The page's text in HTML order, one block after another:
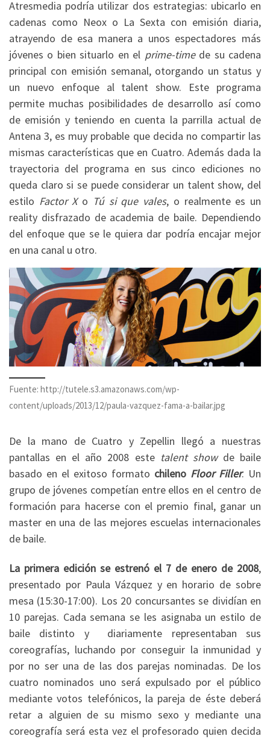
Atresmedia podría utilizar dos estrategias: ubicarlo en
cadenas como Neox o La Sexta con emisión diaria,
atrayendo de esa manera a unos espectadores más
jóvenes o bien situarlo en el prime-time de su cadena
principal con emisión semanal, otorgando un status y
un nuevo enfoque al talent show. Este programa
permite muchas posibilidades de desarrollo así como
de emisión y teniendo en cuenta la parrilla actual de
Antena 3, es muy probable que decida no compartir las
mismas características que en Cuatro. Además dada la
trayectoria del programa en sus cinco ediciones no
queda claro si se puede considerar un talent show, del
estilo Factor Xo Tú si que vales, o realmente es un
reality disfrazado de academia de baile. Dependiendo
del enfoque que se le quiera dar podría encajar mejor
en una canal u otro.
Fuente: http://tutele.s3.amazonaws.com/wp-
content/uploads/2013/12/paula-vazquez-fama-a-bailar.jpg
De la mano de Cuatro y Zepellin llegó a nuestras
pantallas en el año 2008 este talent show de baile
basado en el exitoso formato chileno Floor Filler. Un
grupo de jóvenes competían entre ellos en el centro de
formación para hacerse con el premio final, ganar un
master en una de las mejores escuelas internacionales
de baile.
La primera edición se estrenó el 7 de enero de 2008,
presentado por Paula Vázquez y en horario de sobre
mesa (15:30-17:00). Los 20 concursantes se dividían en
10 parejas. Cada semana se les asignaba un estilo de
baile distinto y diariamente representaban sus
coreografías, luchando por conseguir la inmunidad y
por no ser una de las dos parejas nominadas. De los
cuatro nominados uno será expulsado por el público
mediante votos telefónicos, la pareja de éste deberá
retar a alguien de su mismo sexo y mediante una
coreografía será esta vez el profesorado quien decida